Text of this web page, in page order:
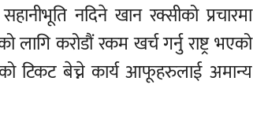
नदिने खान रक्सीको प्रचारमा
करोडौं रकम खर्च गर्नु राष्ट्र भएको
टिकट बेच्ने कार्य आफूहरुलाई अमान्य